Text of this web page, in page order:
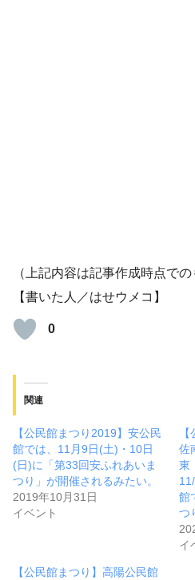
（上記内容は記事作成時点での
【書いた人／はせウメコ】
0
関連
【公民館まつり2019】安公民
館では、11月9日(土)・10日
(日)に「第33回安ふれあいま
つり」が開催されるみたい。
2019年10月31日
イベント
佐
東
館
つ
イ
【公民館まつり】高陽公民館